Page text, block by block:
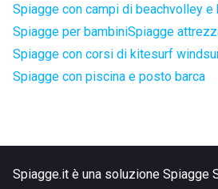
Spiagge con campi di beachvolley e
Spiagge per bambiniSpiagge
Spiagge con corsi di kitesurf
Spiagge con piscina e posto barca
Spiagge.it è una soluzione Spiagge